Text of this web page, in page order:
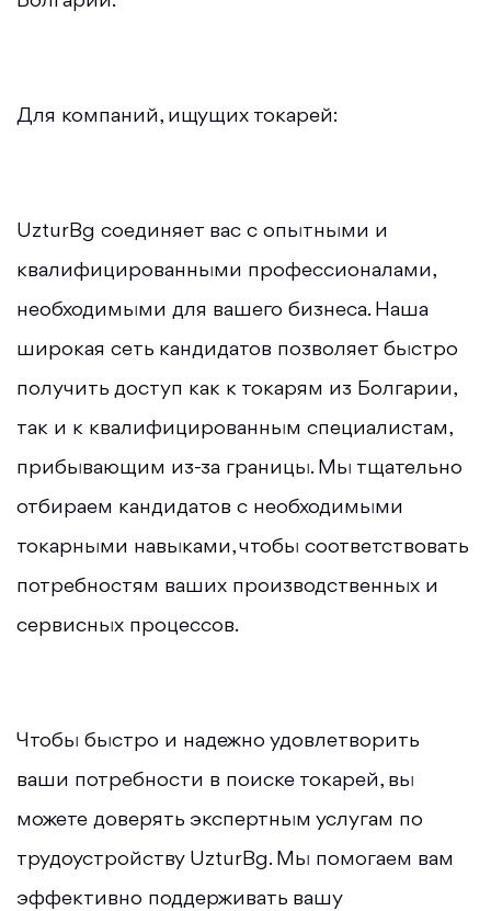
Для компаний, ищущих токарей:
UzturBg соединяет вас с опытными и
квалифицированными профессионалами,
необходимыми для вашего бизнеса. Наша
широкая сеть кандидатов позволяет быстро
получить доступ как к токарям из Болгарии,
так и к квалифицированным специалистам,
прибывающим из-за границы. Мы тщательно
отбираем кандидатов с необходимыми
токарными навыками, чтобы соответствовать
потребностям ваших производственных и
сервисных процессов.
Чтобы быстро и надежно удовлетворить
ваши потребности в поиске токарей, вы
можете доверять экспертным услугам по
трудоустройству UzturBg. Мы помогаем вам
эффективно поддерживать вашу